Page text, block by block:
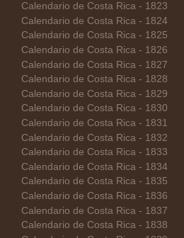
Calendario de Costa Rica - 1823
Calendario de Costa Rica - 1824
Calendario de Costa Rica - 1825
Calendario de Costa Rica - 1826
Calendario de Costa Rica - 1827
Calendario de Costa Rica - 1828
Calendario de Costa Rica - 1829
Calendario de Costa Rica - 1830
Calendario de Costa Rica - 1831
Calendario de Costa Rica - 1832
Calendario de Costa Rica - 1833
Calendario de Costa Rica - 1834
Calendario de Costa Rica - 1835
Calendario de Costa Rica - 1836
Calendario de Costa Rica - 1837
Calendario de Costa Rica - 1838